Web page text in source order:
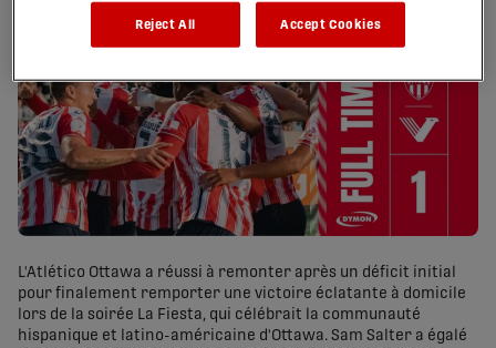
L'Atlético Ottawa a réussi à remonter après un déficit initial
pour finalement remporter une victoire éclatante à domicile
lors de la soirée La Fiesta, qui célébrait la communauté
hispanique et latino-américaine d'Ottawa. Sam Salter a égalé
Reject All Accept Cookies